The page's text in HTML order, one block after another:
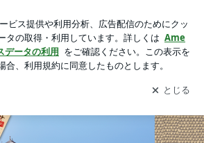
して ブログの更新通知
を受け取りまし
開く